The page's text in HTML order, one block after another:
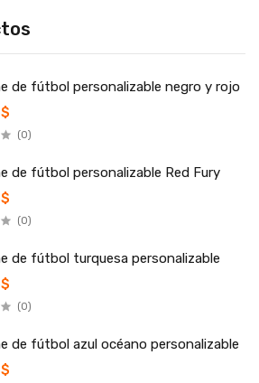
de fútbol personalizable negro y rojo
(0)
de fútbol personalizable Red Fury
(0)
de fútbol turquesa personalizable
(0)
de fútbol azul océano personalizable